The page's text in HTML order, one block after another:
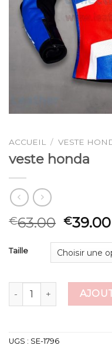
ACCUEIL / VESTE
veste honda
€63.00 €39.00
Taille
quantité de veste honda
UGS : SE-1796